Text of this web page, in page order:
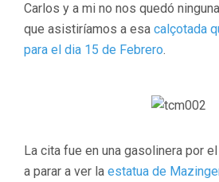
Carlos y a mi no nos quedó
que asistiríamos a esa calçotada
para el dia 15 de Febrero.
La cita fue en una gasolinera por
a parar a ver la estatua de